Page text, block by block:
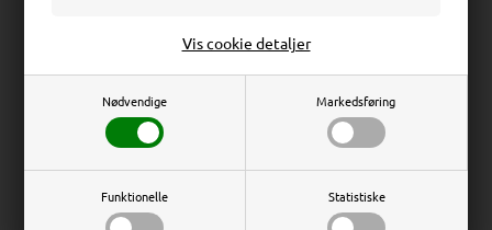
Nødvendige Markedsføring
Funktionelle Statistiske
Vis cookie detaljer
Indvendig dybde
Erhverv
Priser ekskl. moms
Privat
Priser inkl. moms